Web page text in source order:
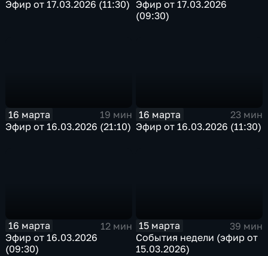
Эфир от 17.03.2026 (11:30) Эфир от 17.03.2026
(09:30)
16 марта
19 мин
Эфир от 16.03.2026 (21:10)
16 марта
23 мин
Эфир от 16.03.2026 (11:30)
16 марта
12 мин
Эфир от 16.03.2026
(09:30)
15 марта
39 мин
События недели (эфир от
15.03.2026)